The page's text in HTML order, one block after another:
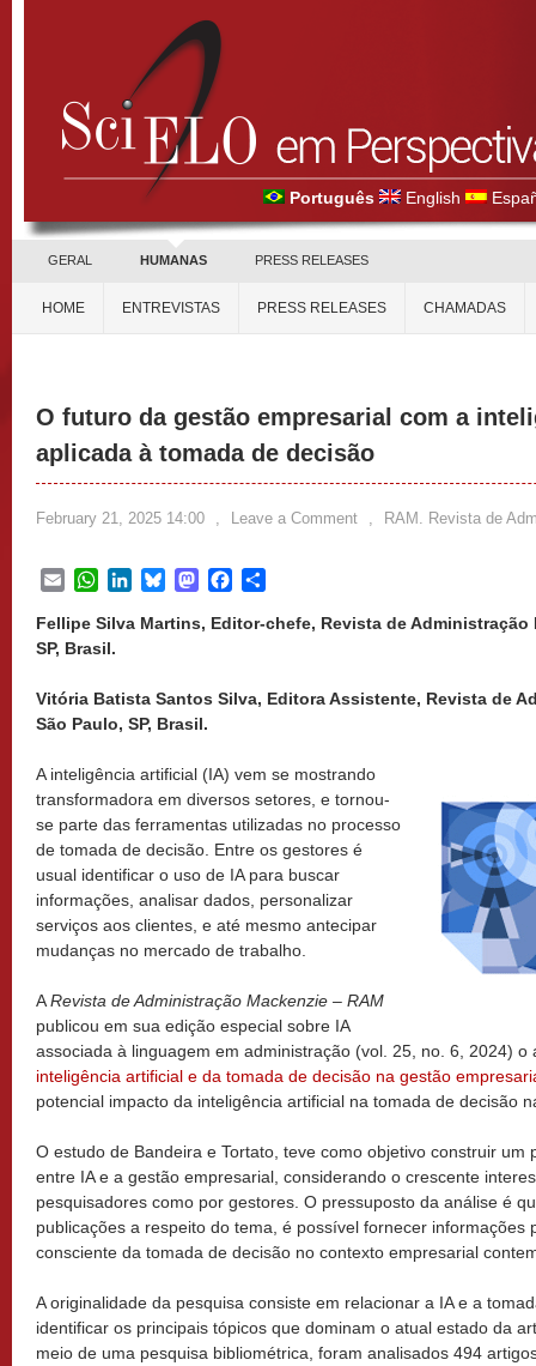
Português English
GERAL HUMANAS PRESS RELEASES
HOME ENTREVISTAS PRESS RELEASES CHAMADAS
O futuro da gestão empresarial com a
aplicada à tomada de decisão
February 21, 2025 14:00 , Leave a Comment , RAM. Revista de
EmailWhatsApp
LinkedInBlueskyMastodonFacebook
Fellipe Silva Martins, Editor-chefe, Revista de Administração
SP, Brasil.
Vitória Batista Santos Silva, Editora Assistente, Revista de
São Paulo, SP, Brasil.
A inteligência artificial (IA) vem se mostrando
transformadora em diversos setores, e tornou-
se parte das ferramentas utilizadas no processo
de tomada de decisão. Entre os gestores é
usual identificar o uso de IA para buscar
informações, analisar dados, personalizar
serviços aos clientes, e até mesmo antecipar
mudanças no mercado de trabalho.
ARevista de Administração Mackenzie – RAM
publicou em sua edição especial sobre IA
associada à linguagem em administração (vol. 25, no. 6, 2024)
inteligência artificial e da tomada de decisão na gestão
potencial impacto da inteligência artificial na tomada de decisão
O estudo de Bandeira e Tortato, teve como objetivo construir um
entre IA e a gestão empresarial, considerando o crescente
pesquisadores como por gestores. O pressuposto da análise é
publicações a respeito do tema, é possível fornecer informações
consciente da tomada de decisão no contexto empresarial
A originalidade da pesquisa consiste em relacionar a IA e a
identificar os principais tópicos que dominam o atual estado da
meio de uma pesquisa bibliométrica, foram analisados 494